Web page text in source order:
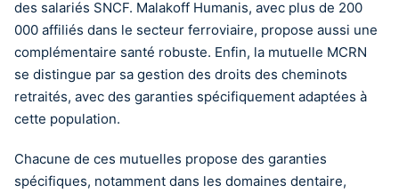
des salariés SNCF. Malakoff Humanis, avec plus de 200
000 affiliés dans le secteur ferroviaire, propose aussi une
complémentaire santé robuste. Enfin, la mutuelle MCRN
se distingue par sa gestion des droits des cheminots
retraités, avec des garanties spécifiquement adaptées à
cette population.
Chacune de ces mutuelles propose des garanties
spécifiques, notamment dans les domaines dentaire,